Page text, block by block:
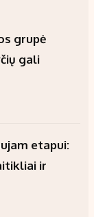
grupė
gali
etapui:
ir